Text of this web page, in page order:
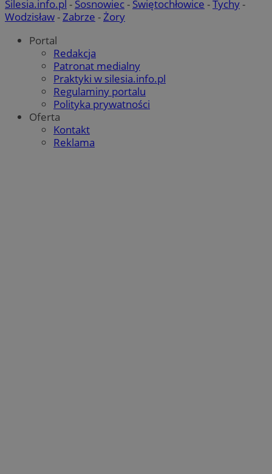
Silesia.info.pl - Sosnowiec- Świętochłowice -Tychy-
Wodzisław-Zabrze -Żory
Portal
Redakcja
Patronat medialny
Praktyki w silesia.info.pl
Regulaminy portalu
Polityka prywatności
Oferta
Kontakt
Reklama